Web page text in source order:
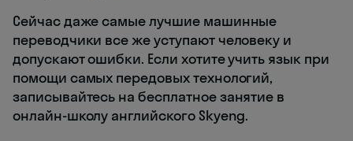
Сейчас даже самые лучшие машинные
переводчики все же уступают человеку и
допускают ошибки. Если хотите учить язык при
помощи самых передовых технологий,
записывайтесь на бесплатное занятие в
онлайн-школу английского Skyeng.